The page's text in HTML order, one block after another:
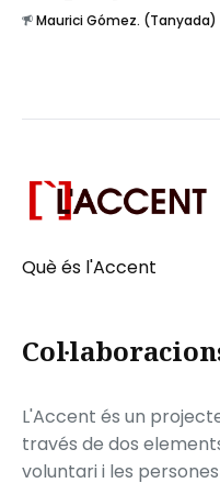
Maurici Gómez. (Tanyada)
Què és l'Accent
L'Accent és un
través de dos
voluntari i les